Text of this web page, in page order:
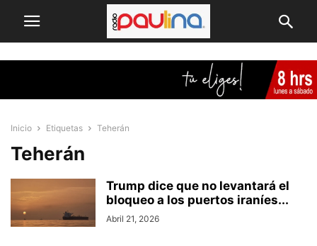
Inicio Etiquetas Teherán
Teherán
Trump dice que no levantará el
bloqueo a los puertos iraníes...
Abril 21, 2026